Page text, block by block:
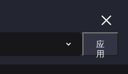
应
用